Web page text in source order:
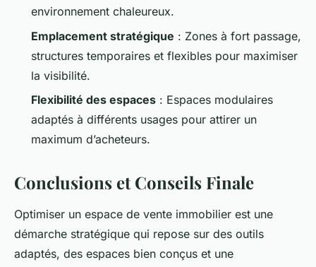
environnement chaleureux.
Emplacement stratégique : Zones à fort passage,
structures temporaires et flexibles pour maximiser
la visibilité.
Flexibilité des espaces : Espaces modulaires
adaptés à différents usages pour attirer un
maximum d’acheteurs.
Conclusions et Conseils Finale
Optimiser un espace de vente immobilier est une
démarche stratégique qui repose sur des outils
adaptés, des espaces bien conçus et une